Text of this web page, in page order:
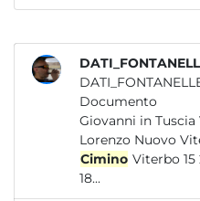
Documento
Giovanni in Tuscia
Lorenzo Nuovo
Cimino Viterbo 15 2 20 1
18...